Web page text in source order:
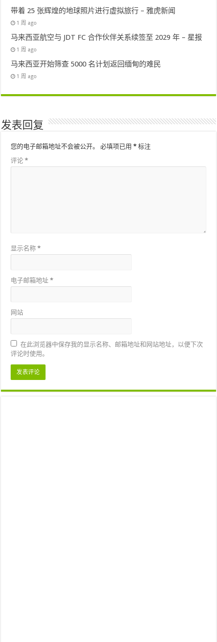
带着 25 张辉煌的地球照片进行虚拟旅行 – 雅虎新闻
1 周 ago
马来西亚航空与 JDT FC 合作伙伴关系续签至 2029 年 – 星报
1 周 ago
马来西亚开始筛查 5000 名计划返回缅甸的难民
1 周 ago
发表回复
您的电子邮箱地址不会被公开。 必填项已用* 标注
评论*
显示名称*
电子邮箱地址*
网站
在此浏览器中保存我的显示名称、邮箱地址和网站地址，以便下次
评论时使用。